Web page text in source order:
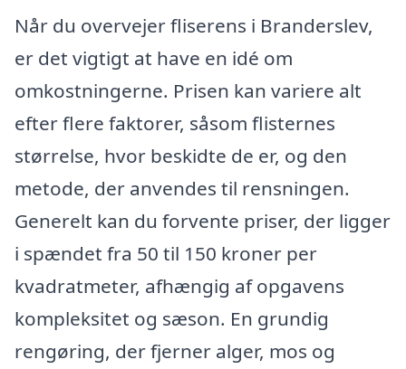
Når du overvejer fliserens i Branderslev,
er det vigtigt at have en idé om
omkostningerne. Prisen kan variere alt
efter flere faktorer, såsom flisternes
størrelse, hvor beskidte de er, og den
metode, der anvendes til rensningen.
Generelt kan du forvente priser, der ligger
i spændet fra 50 til 150 kroner per
kvadratmeter, afhængig af opgavens
kompleksitet og sæson. En grundig
rengøring, der fjerner alger, mos og